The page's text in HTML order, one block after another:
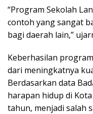
“Program Sekolah
contoh yang sangat
bagi daerah lain,”
Keberhasilan
dari meningkatnya
Berdasarkan data
harapan hidup di
tahun, menjadi salah